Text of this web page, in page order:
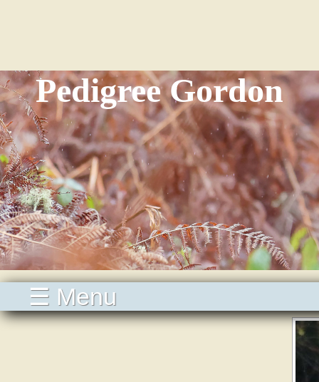
Pedigree Gordon
☰ Menu